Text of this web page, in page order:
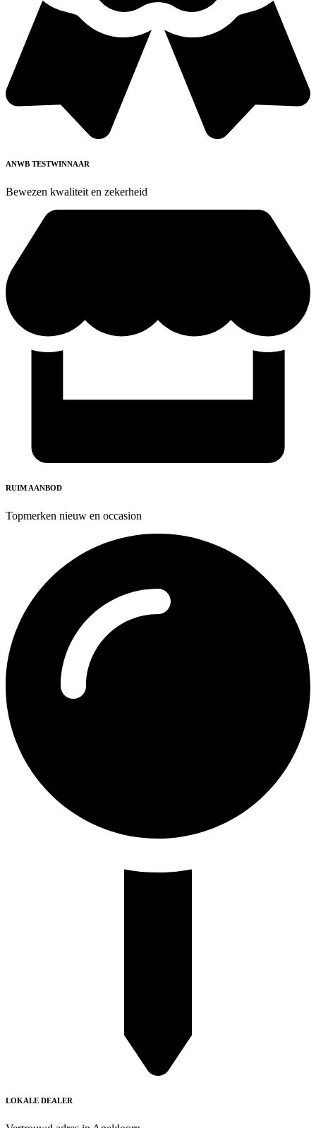
ANWB TESTWINNAAR
Bewezen kwaliteit en zekerheid
RUIM AANBOD
Topmerken nieuw en occasion
LOKALE DEALER